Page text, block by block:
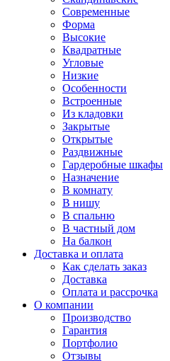
Современные
Форма
Высокие
Квадратные
Угловые
Низкие
Особенности
Встроенные
Из кладовки
Закрытые
Открытые
Раздвижные
Гардеробные шкафы
Назначение
В комнату
В нишу
В спальню
В частный дом
На балкон
Доставка и оплата
Как сделать заказ
Доставка
Оплата и рассрочка
О компании
Производство
Гарантия
Портфолио
Отзывы